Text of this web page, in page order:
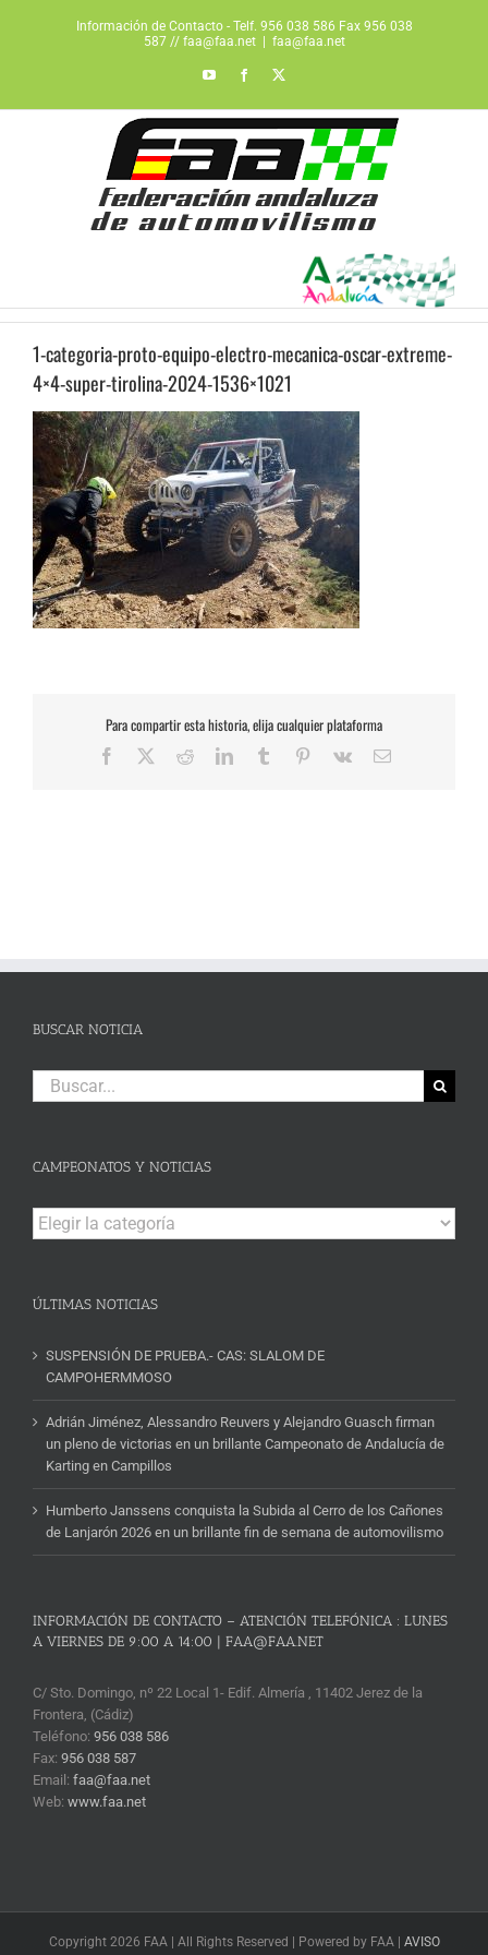
Información de Contacto - Telf. 956 038 586 Fax 956 038
587 // faa@faa.net
faa@faa.net
YouTubeFacebook
1-categoria-proto-equipo-electro-mecanica-oscar-extreme-
4×4-super-tirolina-2024-1536×1021
Para compartir esta historia, elija cualquier plataforma
Facebook RedditLinkedInTumblr Pinterest
Vk
Correo
BUSCAR NOTICIA
Buscar:
CAMPEONATOS Y NOTICIAS
Campeonatos
y
ÚLTIMAS NOTICIAS
SUSPENSIÓN DE PRUEBA.- CAS: SLALOM DE
CAMPOHERMMOSO
Adrián Jiménez, Alessandro Reuvers y Alejandro Guasch firman
un pleno de victorias en un brillante Campeonato de Andalucía de
Karting en Campillos
Humberto Janssens conquista la Subida al Cerro de los Cañones
de Lanjarón 2026 en un brillante fin de semana de automovilismo
INFORMACIÓN DE CONTACTO – ATENCIÓN TELEFÓNICA : LUNES
A VIERNES DE 9:00 A 14:00 | FAA@FAA.NET
C/ Sto. Domingo, nº 22 Local 1- Edif. Almería , 11402 Jerez de la
Frontera, (Cádiz)
Teléfono: 956 038 586
Fax: 956 038 587
Email: faa@faa.net
Web: www.faa.net
Copyright 2026 FAA | All Rights Reserved | Powered by FAA | AVISO